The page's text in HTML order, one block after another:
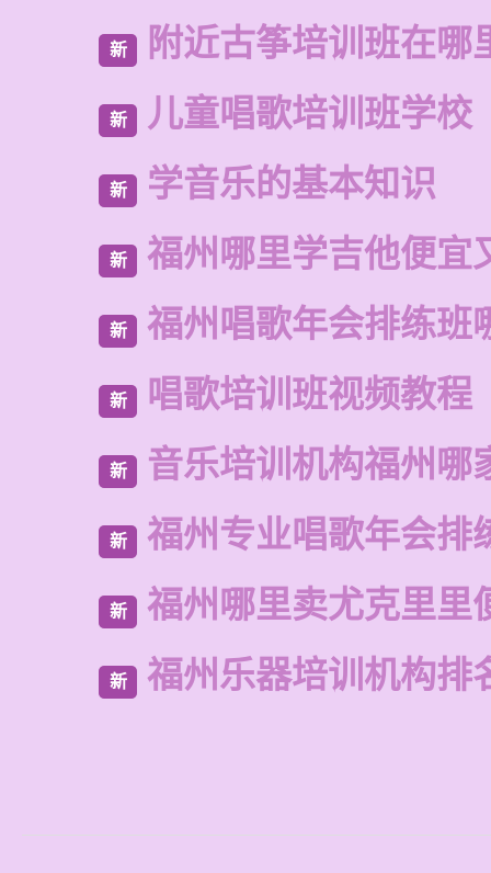
新 附近古筝培训班在哪
新 儿童唱歌培训班学校
新 学音乐的基本知识
新 福州哪里学吉他便宜
新 福州唱歌年会排练班
新 唱歌培训班视频教程
新 音乐培训机构福州哪
新 福州专业唱歌年会排
新 福州哪里卖尤克里里
新 福州乐器培训机构排